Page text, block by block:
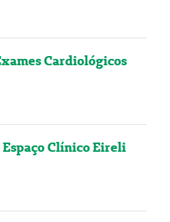
Cardiológicos
Clínico Eireli